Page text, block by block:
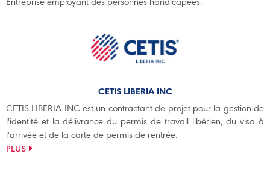
CETIS LIBERIA INC
CETIS LIBERIA INC est un contractant de projet pour la gestion de
l'identité et la délivrance du permis de travail libérien, du visa à
l'arrivée et de la carte de permis de rentrée.
PLUS